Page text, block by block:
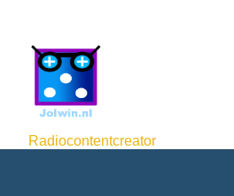
Radiocontentcreator